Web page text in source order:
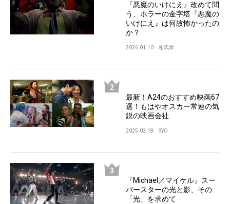
『悪魔のいけにえ』改めて問
う、ホラーの金字塔『悪魔の
いけにえ』は何故怖かったの
か？
2026.01.10 相馬学
最新！A24のおすすめ映画67
選！もはやオスカー常連の気
鋭の映画会社
2025.03.18 SYO
『Michael／マイケル』スー
パースターの光と影、その
「光」を求めて